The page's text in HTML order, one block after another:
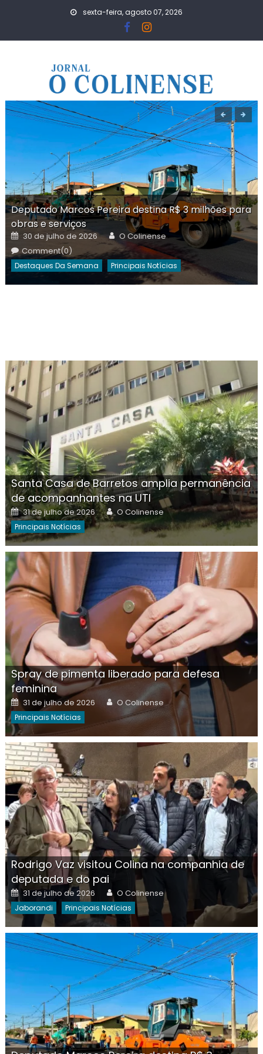
sexta-feira, agosto 07, 2026
Deputado Marcos Pereira destina R$ 3 milhões para
obras e serviços
Posted
on
30 de julho de 2026 Author
O Colinense
Comment(0)
Destaques Da Semana Principais Notícias
Santa Casa de Barretos amplia permanência
de acompanhantes na UTI
Posted
on
31 de julho de 2026 Author
O Colinense
Principais Notícias
Spray de pimenta liberado para defesa
feminina
Posted
on
31 de julho de 2026 Author
O Colinense
Principais Notícias
Rodrigo Vaz visitou Colina na companhia de
deputada e do pai
Posted
on
31 de julho de 2026 Author
O Colinense
Jaborandi Principais Notícias